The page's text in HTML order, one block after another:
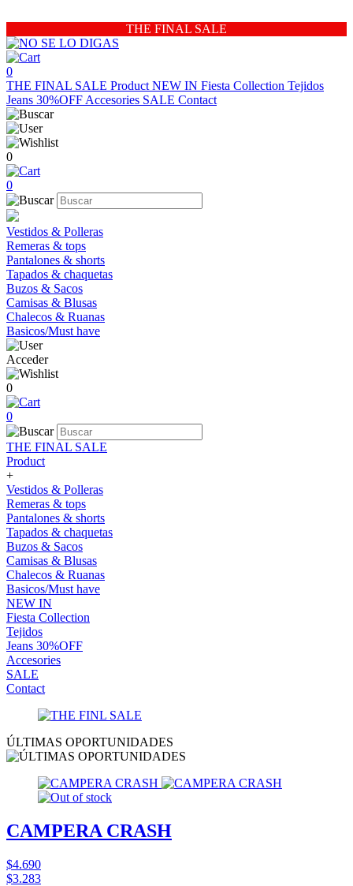
THE FINAL SALE
0
THE FINAL SALE Product NEW IN Fiesta Collection Tejidos
Jeans 30%OFF Accesories SALE Contact
0
0
Vestidos & Polleras
Remeras & tops
Pantalones & shorts
Tapados & chaquetas
Buzos & Sacos
Camisas & Blusas
Chalecos & Ruanas
Basicos/Must have
Acceder
0
0
THE FINAL SALE
Product
+
Vestidos & Polleras
Remeras & tops
Pantalones & shorts
Tapados & chaquetas
Buzos & Sacos
Camisas & Blusas
Chalecos & Ruanas
Basicos/Must have
NEW IN
Fiesta Collection
Tejidos
Jeans 30%OFF
Accesories
SALE
Contact
ÚLTIMAS OPORTUNIDADES
CAMPERA CRASH
$4.690
$3.283